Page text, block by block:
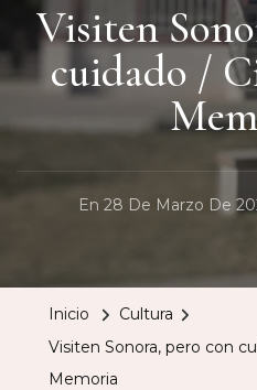
Visiten
cuidado /
En 28 De Marzo De
Inicio
Cultura
Visiten Sonora, pero con
Memoria